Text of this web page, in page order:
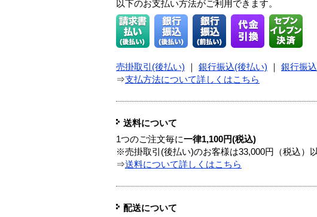
以下のお支払い方法がご利用できます。
売掛取引(後払い) 銀行振込(後払い) 銀行振
⇒支払方法について詳しくはこちら
送料について
1つのご注文毎に一律1,100円(税込)
※売掛取引(後払い)のお客様は33,000円（税込）
⇒送料について詳しくはこちら
配送について